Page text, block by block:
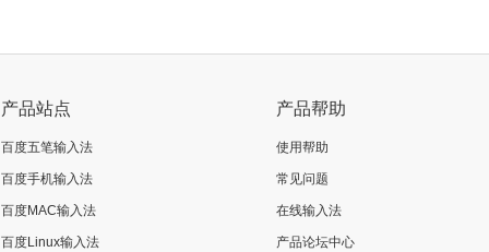
产品站点
百度五笔输入法
百度手机输入法
百度MAC输入法
百度Linux输入法
产品帮助
使用帮助
常见问题
在线输入法
产品论坛中心